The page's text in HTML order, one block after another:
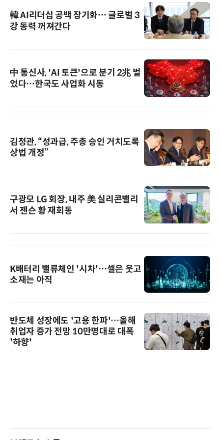
韓 AI리더십 공백 장기화… 글로벌 3
강 동력 꺼져간다
中 통신사, 'AI 토큰'으로 분기 2兆 벌
었다…한국도 사업화 시동
김정관, “성과급, 주총 승인 거치도록
상법 개정”
구광모 LG 회장, 내주 美 실리콘밸리
서 젠슨 황 재회동
K배터리 밸류체인 '시차'…셀은 웃고
소재는 아직
반도체 성장에도 '고용 한파'…올해
취업자 증가 전망 10만명대로 대폭
'하향'